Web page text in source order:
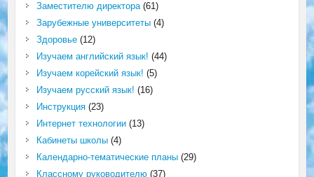
Заместителю директора(61)
Зарубежные университеты(4)
Здоровье(12)
Изучаем английский язык! (44)
Изучаем корейский язык! (5)
Изучаем русский язык! (16)
Инструкция(23)
Интернет технологии(13)
Кабинеты школы(4)
Календарно-тематические планы(29)
Классному руководителю(37)